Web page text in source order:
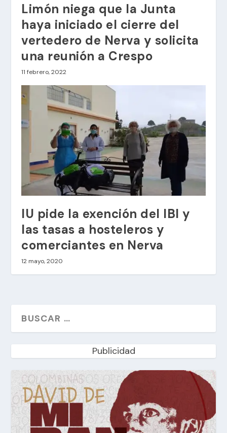
Limón niega que la Junta
haya iniciado el cierre del
vertedero de Nerva y solicita
una reunión a Crespo
11 febrero, 2022
IU pide la exención del IBI y
las tasas a hosteleros y
comerciantes en Nerva
12 mayo, 2020
Publicidad